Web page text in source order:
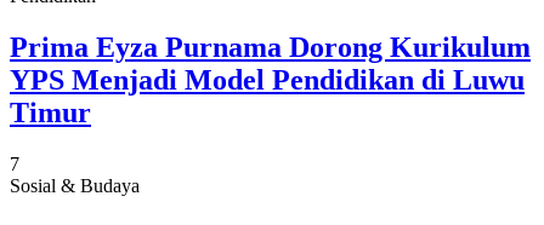
Prima Eyza Purnama Dorong Kurikulum
YPS Menjadi Model Pendidikan di Luwu
Timur
7
Sosial & Budaya